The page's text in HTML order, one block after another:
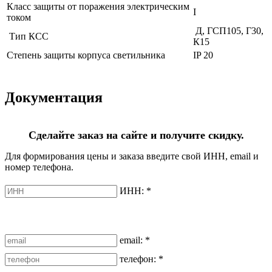
Класс защиты от поражения электрическим
током
I
Тип КСС
Д, ГСП105, Г30,
К15
Степень защиты корпуса светильника
IP 20
Документация
Сделайте заказ на сайте и получите скидку.
Для формирования цены и заказа введите свой ИНН, email и
номер телефона.
ИНН: *
email: *
телефон: *